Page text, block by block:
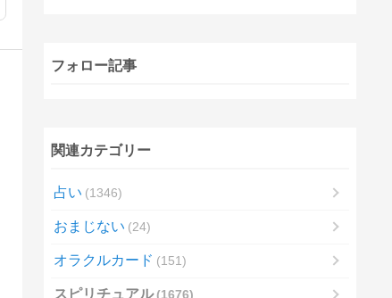
フォロー記事
関連カテゴリー
占い 1346
おまじない 24
オラクルカード 151
スピリチュアル 1676